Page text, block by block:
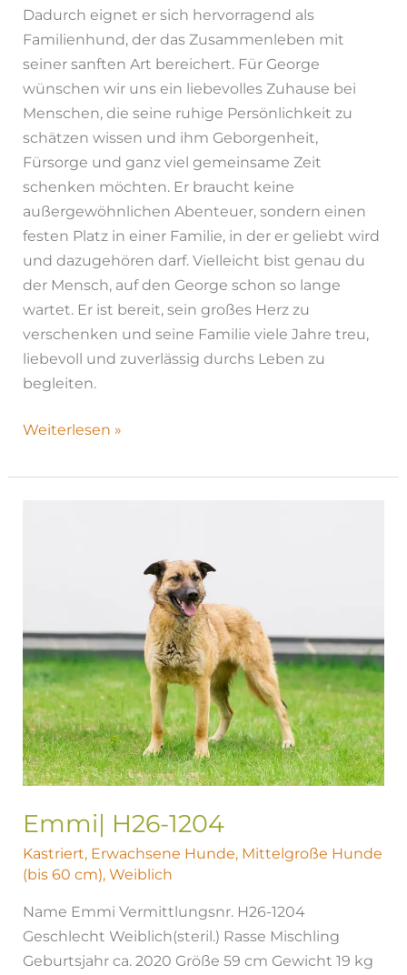
Dadurch eignet er sich hervorragend als
Familienhund, der das Zusammenleben mit
seiner sanften Art bereichert. Für George
wünschen wir uns ein liebevolles Zuhause bei
Menschen, die seine ruhige Persönlichkeit zu
schätzen wissen und ihm Geborgenheit,
Fürsorge und ganz viel gemeinsame Zeit
schenken möchten. Er braucht keine
außergewöhnlichen Abenteuer, sondern einen
festen Platz in einer Familie, in der er geliebt wird
und dazugehören darf. Vielleicht bist genau du
der Mensch, auf den George schon so lange
wartet. Er ist bereit, sein großes Herz zu
verschenken und seine Familie viele Jahre treu,
liebevoll und zuverlässig durchs Leben zu
begleiten.
Weiterlesen »
Emmi| H26-1204
Kastriert, Erwachsene Hunde, Mittelgroße Hunde
(bis 60 cm),Weiblich
Name Emmi Vermittlungsnr. H26-1204
Geschlecht Weiblich(steril.) Rasse Mischling
Geburtsjahr ca. 2020 Größe 59 cm Gewicht 19 kg